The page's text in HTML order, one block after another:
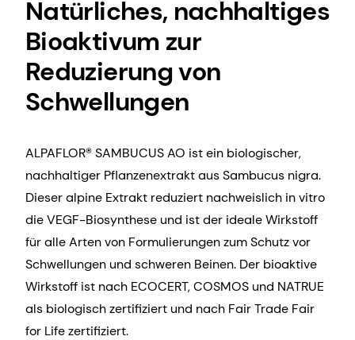
Natürliches, nachhaltiges
Bioaktivum zur
Reduzierung von
Schwellungen
ALPAFLOR® SAMBUCUS AO ist ein biologischer,
nachhaltiger Pflanzenextrakt aus Sambucus nigra.
Dieser alpine Extrakt reduziert nachweislich in vitro
die VEGF-Biosynthese und ist der ideale Wirkstoff
für alle Arten von Formulierungen zum Schutz vor
Schwellungen und schweren Beinen. Der bioaktive
Wirkstoff ist nach ECOCERT, COSMOS und NATRUE
als biologisch zertifiziert und nach Fair Trade Fair
for Life zertifiziert.